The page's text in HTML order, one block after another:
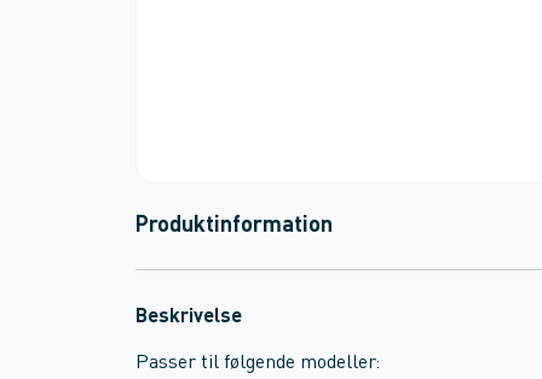
Produktinformation
Beskrivelse
Passer til følgende modeller: